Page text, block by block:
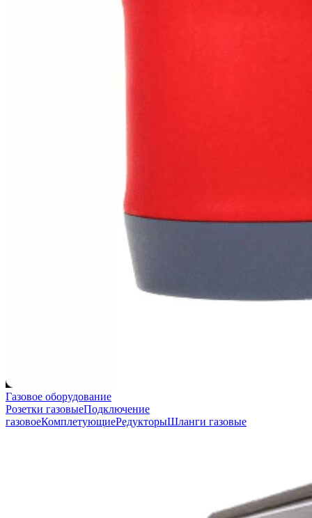
Газовое оборудование
Розетки газовыеПодключение
газовоеКомплетующиеРедукторыШланги газовые